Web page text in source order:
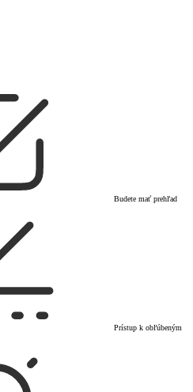
Budete mať prehľad
Prístup k obľúbeným